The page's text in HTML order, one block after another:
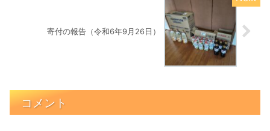
寄付の報告（令和6年9月26日）
コメント